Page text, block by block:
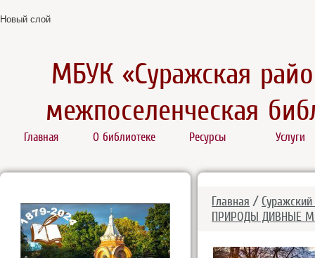
МБУК «Суражская
межпоселенческая
Главная О библиотеке Ресурсы Услуги
Новый слой
Главная /
ПРИРОДЫ ДИВНЫЕ